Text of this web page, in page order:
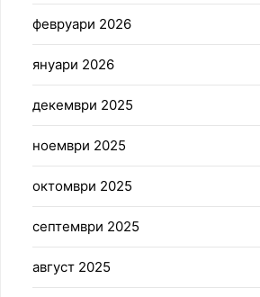
февруари 2026
януари 2026
декември 2025
ноември 2025
октомври 2025
септември 2025
август 2025